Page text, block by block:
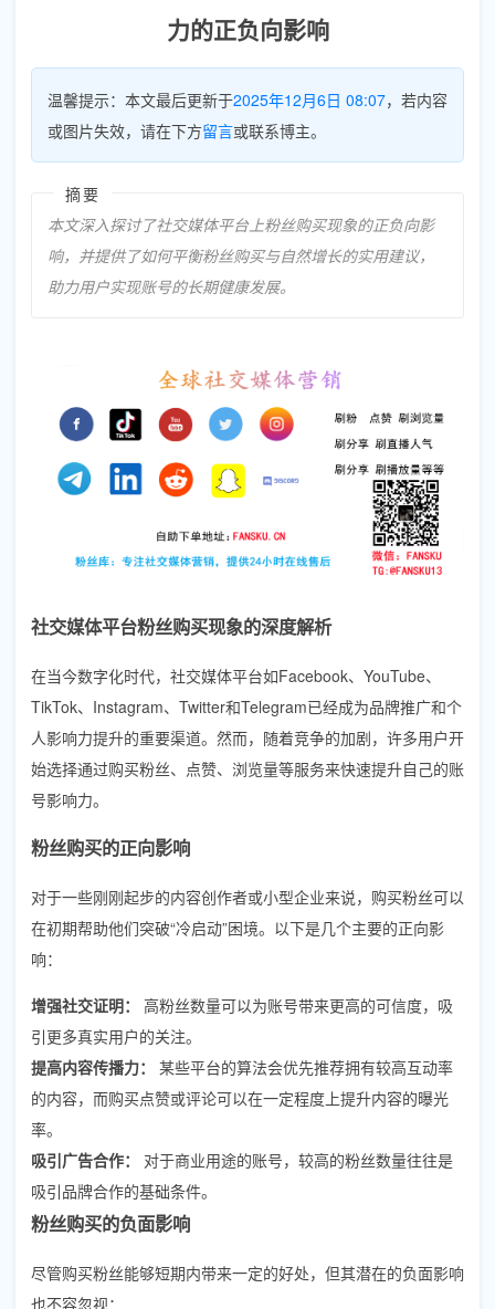
力的正负向影响
温馨提示：本文最后更新于2025年12月6日 08:07，若内容
或图片失效，请在下方留言或联系博主。
摘要
本文深入探讨了社交媒体平台上粉丝购买现象的正负向影
响，并提供了如何平衡粉丝购买与自然增长的实用建议，
助力用户实现账号的长期健康发展。
社交媒体平台粉丝购买现象的深度解析
在当今数字化时代，社交媒体平台如Facebook、YouTube、
TikTok、Instagram、Twitter和Telegram已经成为品牌推广和个
人影响力提升的重要渠道。然而，随着竞争的加剧，许多用户开
始选择通过购买粉丝、点赞、浏览量等服务来快速提升自己的账
号影响力。
粉丝购买的正向影响
对于一些刚刚起步的内容创作者或小型企业来说，购买粉丝可以
在初期帮助他们突破“冷启动”困境。以下是几个主要的正向影
响：
增强社交证明：
高粉丝数量可以为账号带来更高的可信度，吸
引更多真实用户的关注。
提高内容传播力：
某些平台的算法会优先推荐拥有较高互动率
的内容，而购买点赞或评论可以在一定程度上提升内容的曝光
率。
吸引广告合作：
对于商业用途的账号，较高的粉丝数量往往是
吸引品牌合作的基础条件。
粉丝购买的负面影响
尽管购买粉丝能够短期内带来一定的好处，但其潜在的负面影响
也不容忽视：